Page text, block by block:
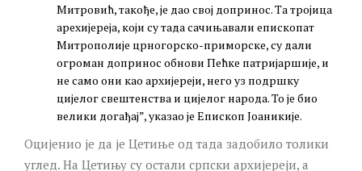
Митровић, такође, је дао свој допринос. Та тројица
арехијереја, који су тада сачињавали епископат
Митрополије црногорско-приморске, су дали
огроман допринос обнови Пећке патријаршије, и
не само они као архијереји, него уз подршку
цијелог свештенства и цијелог народа. То је био
велики догађај”, указао је Епископ Јоаникије.
Оцијенио је да је Цетиње од тада задобило толики
углед. На Цетињу су остали српски архијереји, а